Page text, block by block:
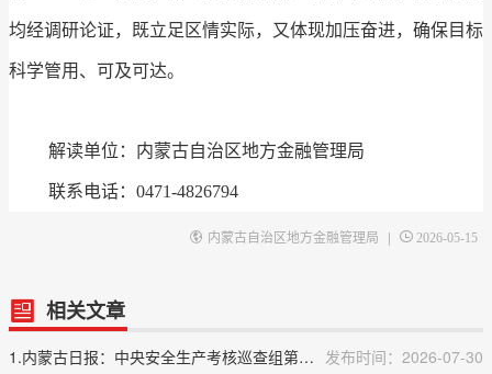
均经调研论证，既立足区情实际，又体现加压奋进，确保目标
科学管用、可及可达。
解读单位：内蒙古自治区地方金融管理局
联系电话：0471-4826794
内蒙古自治区地方金融管理局 | 2026-05-15
相关文章
1.内蒙古日报：中央安全生产考核巡查组第十五组向内蒙古自治区反馈明查暗访情况 发布时间：2026-07-30